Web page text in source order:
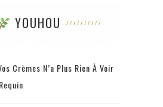
YOUHOU
Crèmes N’a Plus Rien À Voir